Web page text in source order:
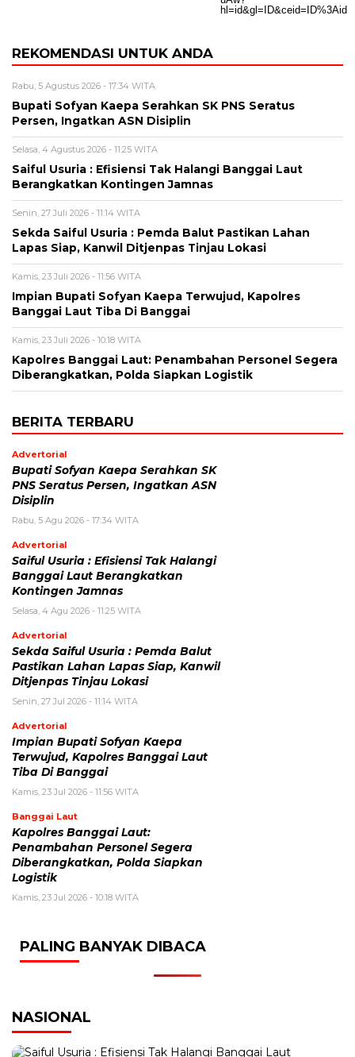
REKOMENDASI UNTUK ANDA
Rabu, 5 Agustus 2026 - 17:34 WITA
Bupati Sofyan Kaepa Serahkan SK PNS Seratus
Persen, Ingatkan ASN Disiplin
Selasa, 4 Agustus 2026 - 11:25 WITA
Saiful Usuria : Efisiensi Tak Halangi Banggai Laut
Berangkatkan Kontingen Jamnas
Senin, 27 Juli 2026 - 11:14 WITA
Sekda Saiful Usuria : Pemda Balut Pastikan Lahan
Lapas Siap, Kanwil Ditjenpas Tinjau Lokasi
Kamis, 23 Juli 2026 - 11:56 WITA
Impian Bupati Sofyan Kaepa Terwujud, Kapolres
Banggai Laut Tiba Di Banggai
Kamis, 23 Juli 2026 - 10:18 WITA
Kapolres Banggai Laut: Penambahan Personel Segera
Diberangkatkan, Polda Siapkan Logistik
BERITA TERBARU
Advertorial
Bupati Sofyan Kaepa Serahkan SK
PNS Seratus Persen, Ingatkan ASN
Disiplin
Rabu, 5 Agu 2026 - 17:34 WITA
Advertorial
Saiful Usuria : Efisiensi Tak Halangi
Banggai Laut Berangkatkan
Kontingen Jamnas
Selasa, 4 Agu 2026 - 11:25 WITA
Advertorial
Sekda Saiful Usuria : Pemda Balut
Pastikan Lahan Lapas Siap, Kanwil
Ditjenpas Tinjau Lokasi
Senin, 27 Jul 2026 - 11:14 WITA
Advertorial
Impian Bupati Sofyan Kaepa
Terwujud, Kapolres Banggai Laut
Tiba Di Banggai
Kamis, 23 Jul 2026 - 11:56 WITA
Banggai Laut
Kapolres Banggai Laut:
Penambahan Personel Segera
Diberangkatkan, Polda Siapkan
Logistik
Kamis, 23 Jul 2026 - 10:18 WITA
PALING BANYAK DIBACA
NASIONAL